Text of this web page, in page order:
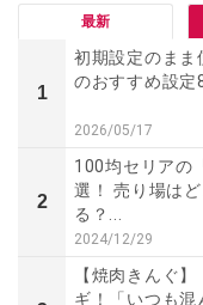
最新
1
初期設定のま
のおすすめ設定
2026/05/17
2
100均セリアの
選！ 売り場は
る？...
2024/12/29
【焼肉きんぐ
ギ！「いつも混